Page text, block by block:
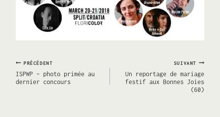
Navigation
PRÉCÉDENT
ISPWP – photo primée au
dernier concours
SUIVANT
Un reportage de mariage
festif aux Bonnes Joies
(60)